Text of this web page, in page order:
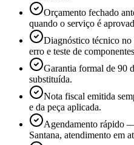
Orçamento fechado
quando o serviço é
Diagnóstico técnico
erro e teste de
Garantia formal de 90
substituída.
Nota fiscal emitida
e da peça aplicada.
Agendamento rápido
Santana, atendimento em